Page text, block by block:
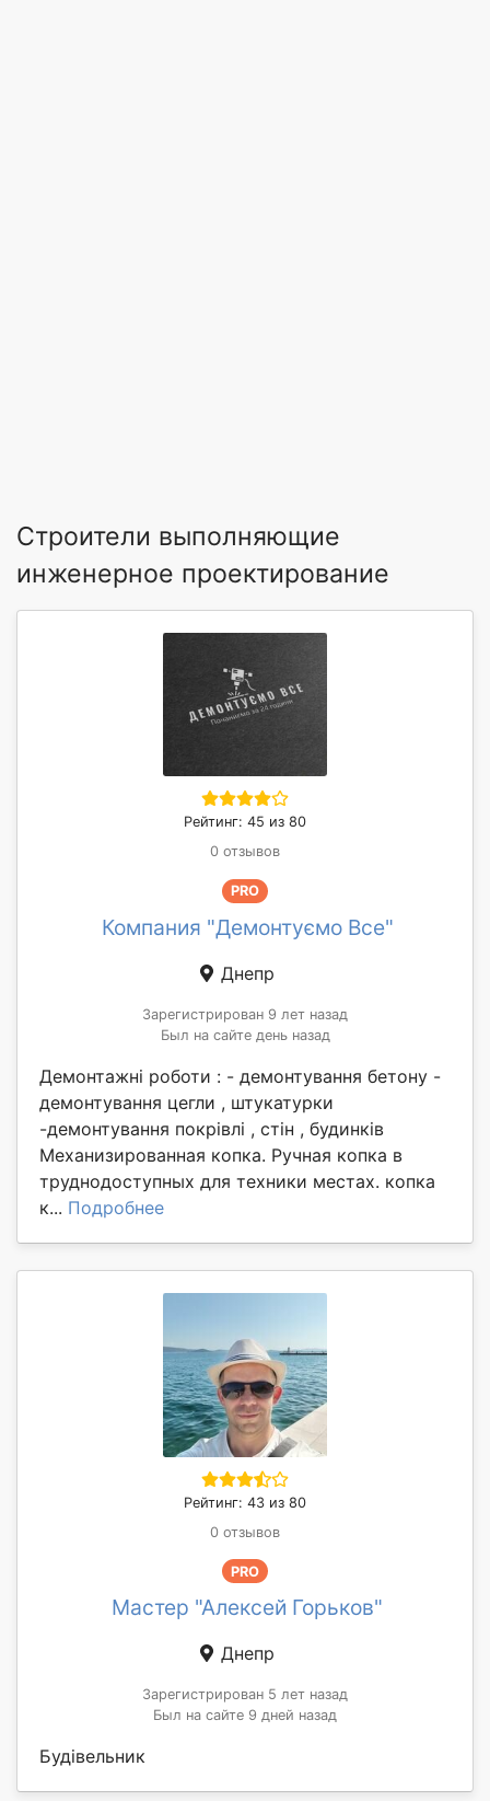
Строители выполняющие
инженерное проектирование
Рейтинг: 45 из 80
0 отзывов
PRO
Компания "Демонтуємо Все"
Днепр
Зарегистрирован 9 лет назад
Был на сайте день назад
Демонтажні роботи : - демонтування бетону -
демонтування цегли , штукатурки
-демонтування покрівлі , стін , будинків
Механизированная копка. Ручная копка в
труднодоступных для техники местах. копка
к... Подробнее
Рейтинг: 43 из 80
0 отзывов
PRO
Мастер "Алексей Горьков"
Днепр
Зарегистрирован 5 лет назад
Был на сайте 9 дней назад
Будівельник